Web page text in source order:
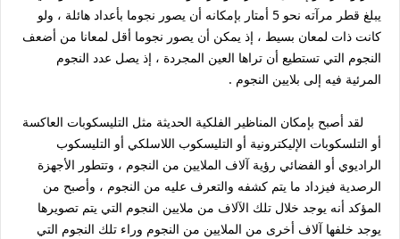
يبلغ قطر مرآته نحو 5 أمتار بإمكانه أن يصور نجوما بأعداد هائلة ، ولو
كانت ذات لمعان بسيط ، إذ يمكن أن يصور نجوما أقل لمعانا من أضعف
النجوم التي تستطيع أن تراها العين المجردة ، إذ يصل عدد النجوم
المرئية فيه إلى بلايين النجوم .
لقد أصبح بإمكان المناظير الفلكية الحديثة مثل التليسكوبات العاكسة
أو التلسكوبات الإليكترونية أو التليسكوب اللاسلكي أو التليسكوب
الراديوي أو الفضائي رؤية آلاف الملايين من النجوم ، وتتطور الأجهزة
الرصدية فيزداد ما يتم كشفه والتعرف عليه من النجوم ، وأصبح من
المؤكد أنه يوجد خلال تلك الآلاف من ملايين النجوم التي يتم تصويرها
يوجد خلفها آلاف أخرى من الملايين من النجوم وراء تلك النجوم التي